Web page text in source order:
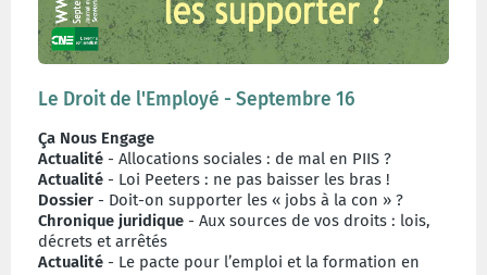
Le Droit de l'Employé - Septembre 16
Ça Nous Engage
Actualité - Allocations sociales : de mal en PIIS ?
Actualité - Loi Peeters : ne pas baisser les bras !
Dossier - Doit-on supporter les « jobs à la con » ?
Chronique juridique - Aux sources de vos droits : lois,
décrets et arrêtés
Actualité - Le pacte pour l’emploi et la formation en